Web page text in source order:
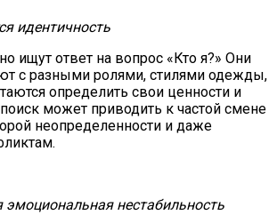
идентичность
ищут ответ на вопрос «Кто я?» Они
с разными ролями, стилями одежды,
определить свои ценности и
может приводить к частой смене
неопределенности и даже
эмоциональная нестабильность